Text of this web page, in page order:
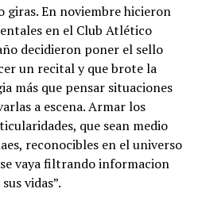
giras. En noviembre hicieron
en el Club Atlético
decidieron poner el sello
un recital y que brote la
más que pensar situaciones
a escena. Armar los
que sean medio
reconocibles en el universo
vaya filtrando informacion
vidas”.